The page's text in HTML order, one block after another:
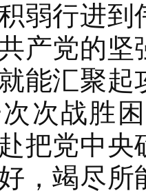
弱行进
产党的
能汇聚
次战胜
把党中
，竭尽